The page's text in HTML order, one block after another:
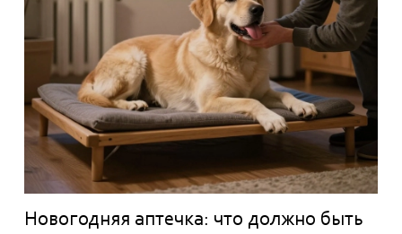
Новогодняя аптечка: что должно быть